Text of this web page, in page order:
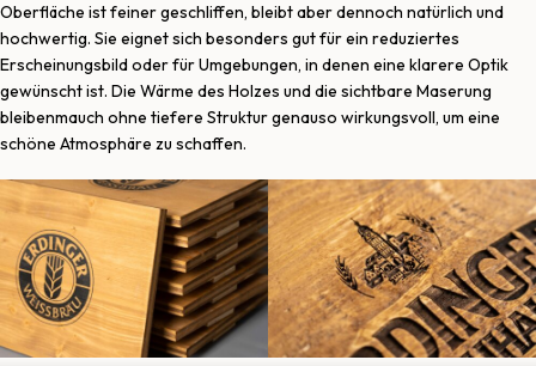
Oberfläche ist feiner geschliffen, bleibt aber dennoch natürlich und
hochwertig. Sie eignet sich besonders gut für ein reduziertes
Erscheinungsbild oder für Umgebungen, in denen eine klarere Optik
gewünscht ist. Die Wärme des Holzes und die sichtbare Maserung
bleibenmauch ohne tiefere Struktur genauso wirkungsvoll, um eine
schöne Atmosphäre zu schaffen.